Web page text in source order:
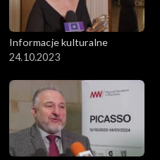
Informacje kulturalne
24.10.2023